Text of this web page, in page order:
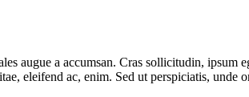
augue a accumsan. Cras sollicitudin,
eleifend ac, enim. Sed ut perspiciatis, unde